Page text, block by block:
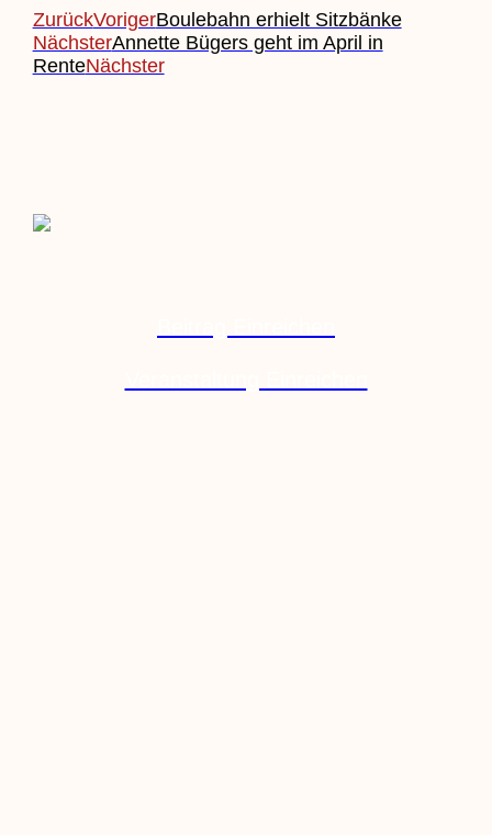
ZurückVorigerBoulebahn erhielt Sitzbänke
NächsterAnnette Bügers geht im April in
RenteNächster